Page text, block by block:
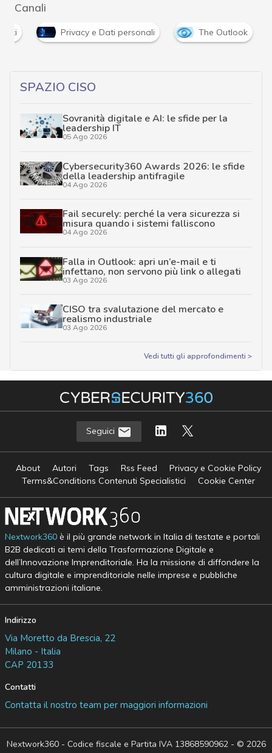
Canali
Privacy e Dati personali The Outlook
SPAZIO CISO
Sovranità digitale e AI: le sfide per la
leadership IT
05 Ago 2026
Cybersecurity360 Awards 2026: le sfide
della leadership antifragile
04 Ago 2026
Fail securely: perché la vera sicurezza si
misura quando i sistemi falliscono
04 Ago 2026
Falla in Outlook: apri un’e-mail e ti
infettano, non servono più link o allegati
03 Ago 2026
CISO tra svalutazione del mercato e
realismo industriale
03 Ago 2026
Vedi tutti gli approfondimenti >
Seguici
About Autori Tags Rss Feed
Privacy e Cookie Policy
Terms&Conditions Contenuti Specialistici
Cookie Center
Nextwork360è il più grande network in Italia di testate e portali
B2B dedicati ai temi della Trasformazione Digitale e
dell’Innovazione Imprenditoriale. Ha la missione di diffondere la
cultura digitale e imprenditoriale nelle imprese e pubbliche
amministrazioni italiane.
Indirizzo
Via Moretto da Brescia, 22
Milano - Italia
CAP 20133
Contatti
Contatta il nostro team per maggiori informazioni
Nextwork360 - Codice fiscale e Partita IVA 13868590962 - © 2026